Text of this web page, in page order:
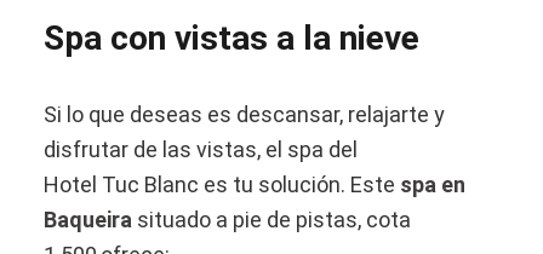
Spa con vistas a la nieve
Si lo que deseas es descansar, relajarte y
disfrutar de las vistas, el spa del
Hotel Tuc Blanc es tu solución. Este spa en
Baqueirasituado a pie de pistas, cota